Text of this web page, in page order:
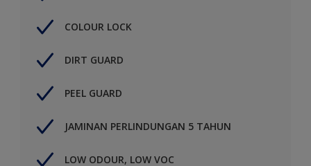
COLOUR LOCK
DIRT GUARD
PEEL GUARD
JAMINAN PERLINDUNGAN 5 TAHUN
LOW ODOUR, LOW VOC